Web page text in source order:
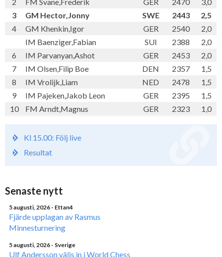
3
GM Hector,Jonny SWE 2443
2,5
4
GM Khenkin,Igor GER 2540
2,0
IM Baenziger,Fabian
SUI 2388
2,0
6
IM Parvanyan,Ashot GER 2453
2,0
7
IM Olsen,Filip Boe DEN 2357
1,5
8
IM Vrolijk,Liam NED 2478
1,5
9
IM Pajeken,Jakob Leon GER 2395
1,5
10
FM Arndt,Magnus GER 2323 1,0
Kl 15.00: Följ live
Resultat
Senaste nytt
5 augusti, 2026 - Ettan4
Fjärde upplagan av Rasmus
Minnesturnering
5 augusti, 2026 - Sverige
Ulf Andersson väljs in i World Chess